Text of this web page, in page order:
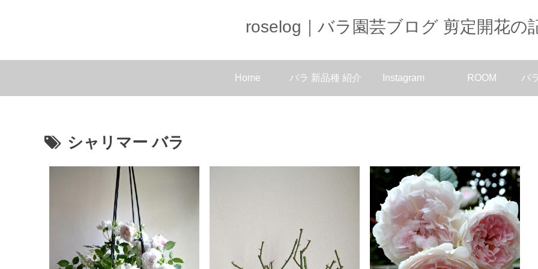
roselog｜バラ園芸ブログ 剪定開花の
Home バラ 新品種 紹介 Instagram ROOM バ
シャリマー バラ